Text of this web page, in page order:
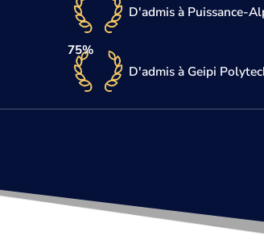
D'admis à Puissance-
75%
D'admis à Geipi